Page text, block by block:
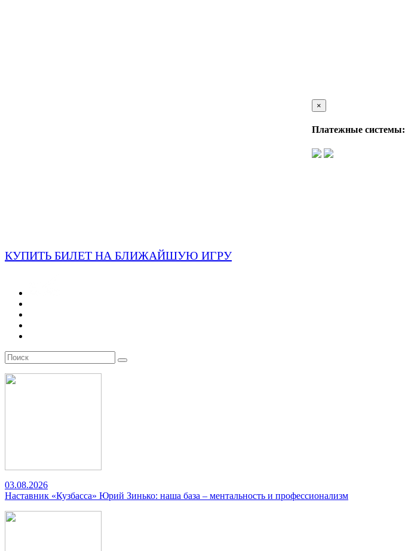
×
Платежные системы:
КУПИТЬ БИЛЕТ НА БЛИЖАЙШУЮ ИГРУ
03.08.2026
Наставник «Кузбасса» Юрий Зинько: наша база – ментальность и профессионализм